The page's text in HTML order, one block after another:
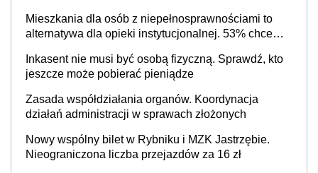
Mieszkania dla osób z niepełnosprawnościami to
alternatywa dla opieki instytucjonalnej. 53% chce
Inkasent nie musi być osobą fizyczną. Sprawdź, kto
jeszcze może pobierać pieniądze
Zasada współdziałania organów. Koordynacja
działań administracji w sprawach złożonych
Nowy wspólny bilet w Rybniku i MZK Jastrzębie.
Nieograniczona liczba przejazdów za 16 zł